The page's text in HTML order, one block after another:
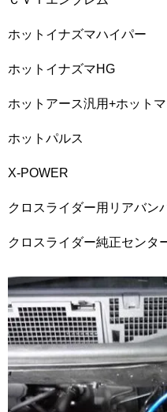
ホットイナズマハイパー
ホットイナズマHG
ホットアース汎用+ホット
ホットパルス
X-POWER
クロスライダー用リアバン
クロスライダー純正センタ